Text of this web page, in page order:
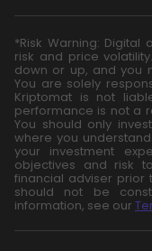
*Risk Warning:
risk and price
down or up, and you
You are solely
Kriptomat is not
performance is not a
You should only
where you
your investment
objectives and risk
financial adviser prior
should not be
information, see our